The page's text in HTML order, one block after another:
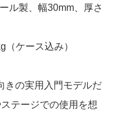
ル製、幅30mm、厚さ
ケース込み）
きの実用入門モデルだ
テージでの使用を想